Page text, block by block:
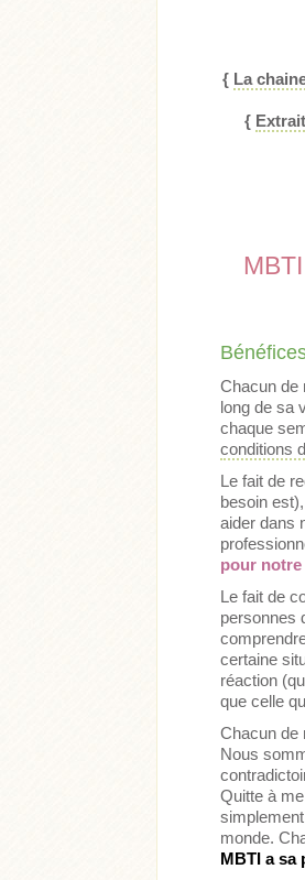
{ La
{
Chacun de
long de sa
chaque
conditions
Le fait de
besoin
aider dans
pour
Le fait de
personnes
certaine
réaction
que celle
Chacun de
Nous
Quitte à
monde.
MBTI a sa